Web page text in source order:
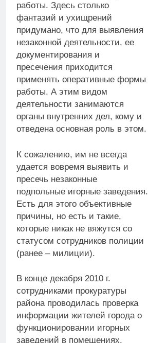
работы. Здесь столько
фантазий и ухищрений
придумано, что для выявления
незаконной деятельности, ее
документирования и
пресечения приходится
применять оперативные формы
работы. А этим видом
деятельности занимаются
органы внутренних дел, кому и
отведена основная роль в этом.
К сожалению, им не всегда
удается вовремя выявить и
пресечь незаконные
подпольные игорные заведения.
Есть для этого объективные
причины, но есть и такие,
которые никак не вяжутся со
статусом сотрудников полиции
(ранее – милиции).
В конце декабря 2010 г.
сотрудниками прокуратуры
района проводилась проверка
информации жителей города о
функционировании игорных
заведений в помещениях,